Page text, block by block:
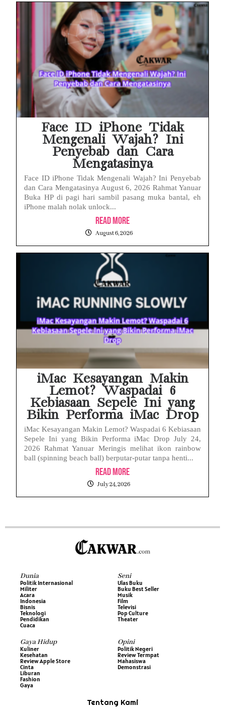
Face ID iPhone Tidak
Mengenali Wajah? Ini
Penyebab dan Cara
Mengatasinya
Face ID iPhone Tidak Mengenali Wajah? Ini Penyebab
dan Cara Mengatasinya August 6, 2026 Rahmat Yanuar
Buka HP di pagi hari sambil pasang muka bantal, eh
iPhone malah nolak unlock...
Read More
August 6, 2026
iMac Kesayangan Makin
Lemot? Waspadai 6
Kebiasaan Sepele Ini yang
Bikin Performa iMac Drop
iMac Kesayangan Makin Lemot? Waspadai 6 Kebiasaan
Sepele Ini yang Bikin Performa iMac Drop July 24,
2026 Rahmat Yanuar Meringis melihat ikon rainbow
ball (spinning beach ball) berputar-putar tanpa henti...
Read More
July 24, 2026
Dunia
Politik Internasional
Militer
Acara
Indonesia
Bisnis
Teknologi
Pendidikan
Cuaca
Seni
Ulas Buku
Buku Best Seller
Musik
Film
Televisi
Pop Culture
Theater
Gaya Hidup
Kuliner
Kesehatan
Review Apple Store
Cinta
Liburan
Fashion
Gaya
Opini
Politik Negeri
Review Termpat
Mahasiswa
Demonstrasi
Tentang Kami